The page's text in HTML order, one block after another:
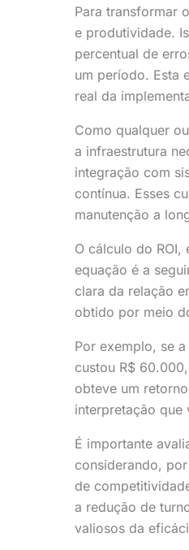
Para transformar
e produtividade.
percentual de
um período. Esta
real da
Como qualquer
a infraestrutura
integração com
contínua. Esses
manutenção a
O cálculo do
equação é a
clara da relação
obtido por meio
Por exemplo, se
custou R$
obteve um
interpretação que
É importante
considerando,
de
a redução de
valiosos da